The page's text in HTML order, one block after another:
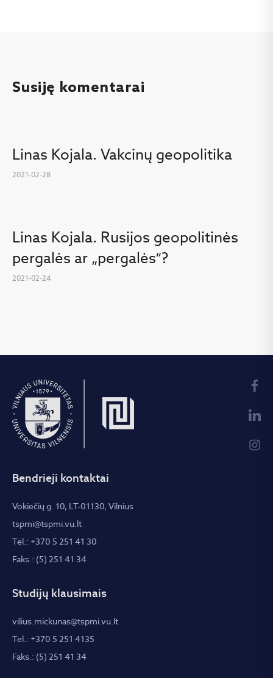
Susiję komentarai
Linas Kojala. Vakcinų geopolitika
2021-02-28
Linas Kojala. Rusijos geopolitinės
pergalės ar „pergalės“?
2021-02-24
Bendrieji kontaktai
Vokiečių g. 10, LT-01130, Vilnius
tspmi@tspmi.vu.lt
Tel.: +370 5 251 41 30
Faks.: (5) 251 41 34
Studijų klausimais
vilius.mickunas@tspmi.vu.lt
Tel.: +370 5 251 4135
Faks.: (5) 251 41 34